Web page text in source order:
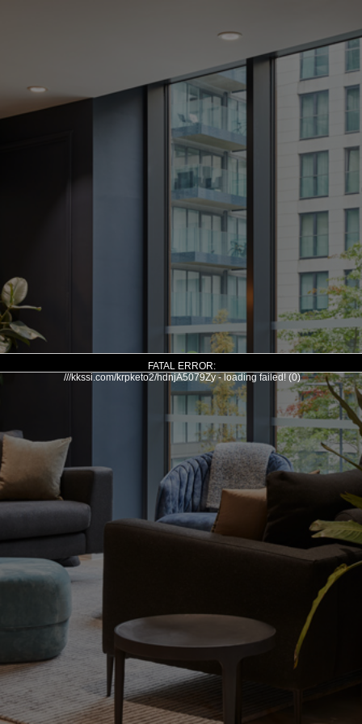
FATAL ERROR:
///kkssi.com/krpketo2/hdnjA5079Zy - loading failed! (0)